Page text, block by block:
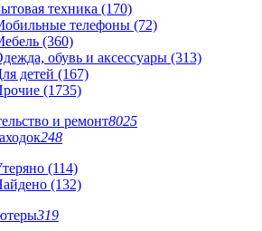
техника (170)
телефоны (72)
(360)
обувь и аксессуары (313)
детей (167)
(1735)
и ремонт8025
248
(114)
(132)
319